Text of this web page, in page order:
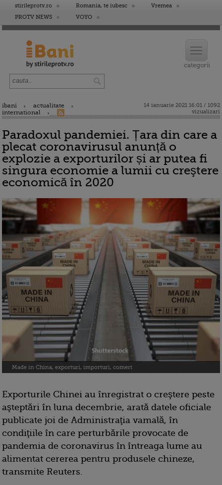
stirileprotv.ro Romania, te iubesc
Vremea
PROTV NEWS
VOYO
ibani
actualitate
international
14 ianuarie 2021 16:01 / 1092
vizualizari
Paradoxul pandemiei. Țara din care a
plecat coronavirusul anunță o
explozie a exporturilor și ar putea fi
singura economie a lumii cu creştere
economică în 2020
Made in China, exporturi, importuri, comert
Exporturile Chinei au înregistrat o creştere peste
aşteptări în luna decembrie, arată datele oficiale
publicate joi de Administraţia vamală, în
condiţiile în care perturbările provocate de
pandemia de coronavirus în întreaga lume au
alimentat cererea pentru produsele chineze,
transmite Reuters.